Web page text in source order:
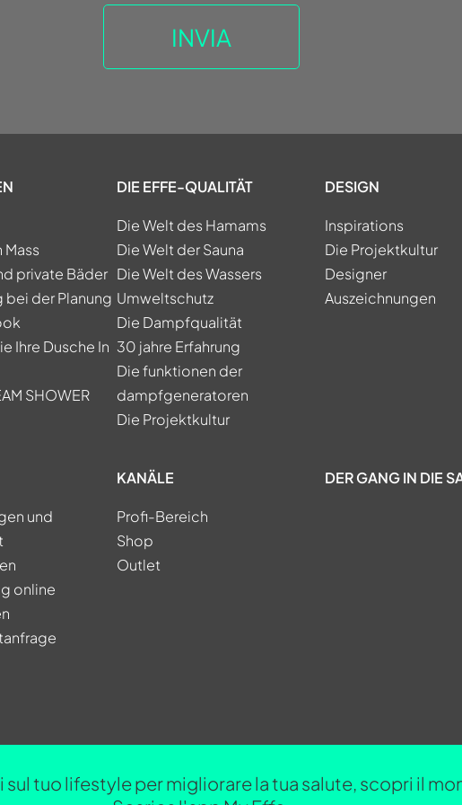
private Bäder
bei der Planung
Ihre Dusche In
SHOWER
DIE EFFE-QUALITÄT
Die Welt des Hamams
Die Welt der Sauna
Die Welt des Wassers
Umweltschutz
Die Dampfqualität
30 jahre Erfahrung
Die funktionen der
dampfgeneratoren
Die Projektkultur
DESIGN
Inspirations
Die Projektkultur
Designer
Auszeichnungen
und
online
KANÄLE
Profi-Bereich
Shop
Outlet
DER GANG IN DIE
tuo lifestyle per migliorare la tua salute, scopri il